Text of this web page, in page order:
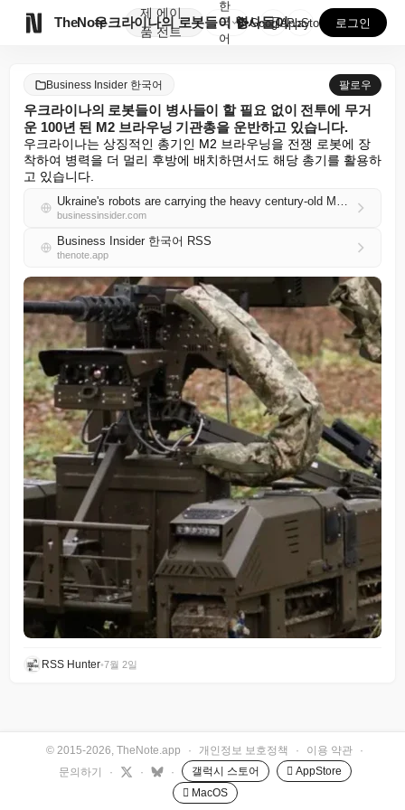
TheNote
제
품
에이
전트
우크라이나의 로봇들이 병사들이 할 필요 없이 전투에 무...
한
국
어
GooglePlay
AppStore 로그인
Business Insider 한국어 팔로우
우크라이나의 로봇들이 병사들이 할 필요 없이 전투에 무거
운 100년 된 M2 브라우닝 기관총을 운반하고 있습니다.
우크라이나는 상징적인 총기인 M2 브라우닝을 전쟁 로봇에 장
착하여 병력을 더 멀리 후방에 배치하면서도 해당 총기를 활용하
고 있습니다.
Ukraine's robots are carrying the heavy century-old M2 Browning machine gun into battle so troops don't have to
businessinsider.com
Business Insider 한국어 RSS
thenote.app
RSS Hunter•7월 2일
© 2015-2026, TheNote.app · 개인정보 보호정책 · 이용 약관
·
문의하기
· · · 갤럭시 스토어
 AppStore
 MacOS